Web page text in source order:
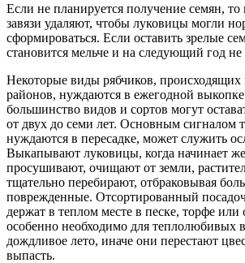
Если не планируется получение семян, то
завязи удаляют, чтобы луковицы могли
сформироваться. Если оставить зрелые
становится мельче и на следующий год не
Некоторые виды рябчиков, происходящих
районов, нуждаются в ежегодной
большинство видов и сортов могут
от двух до семи лет. Основным сигналом
нуждаются в пересадке, может служить
Выкапывают луковицы, когда начинает
просушивают, очищают от земли,
тщательно перебирают, отбраковывая
поврежденные. Отсортированный
держат в теплом месте в песке, торфе
особенно необходимо для теплолюбивых
дождливое лето, иначе они перестают
выпасть.